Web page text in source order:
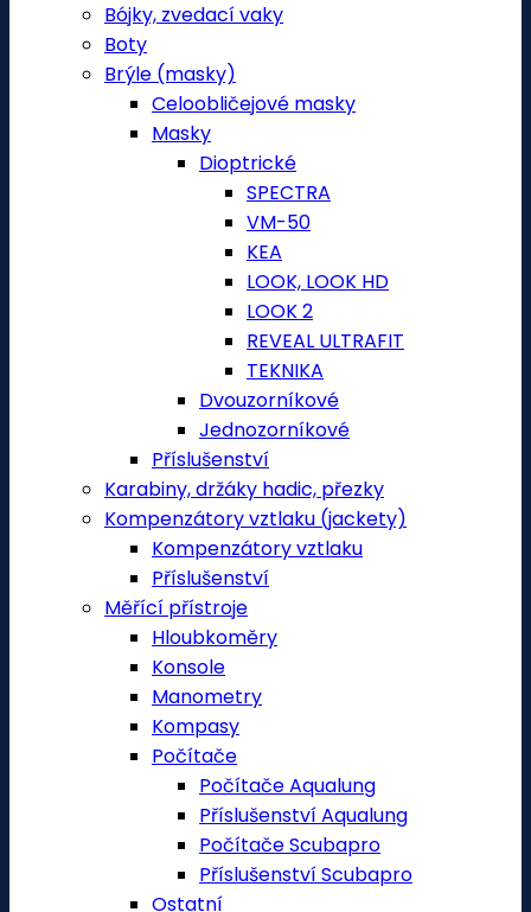
Bójky, zvedací vaky
Boty
Brýle (masky)
Celoobličejové masky
Masky
Dioptrické
SPECTRA
VM-50
KEA
LOOK, LOOK HD
LOOK 2
REVEAL ULTRAFIT
TEKNIKA
Dvouzorníkové
Jednozorníkové
Příslušenství
Karabiny, držáky hadic, přezky
Kompenzátory vztlaku (jackety)
Kompenzátory vztlaku
Příslušenství
Měřící přístroje
Hloubkoměry
Konsole
Manometry
Kompasy
Počítače
Počítače Aqualung
Příslušenství Aqualung
Počítače Scubapro
Příslušenství Scubapro
Ostatní